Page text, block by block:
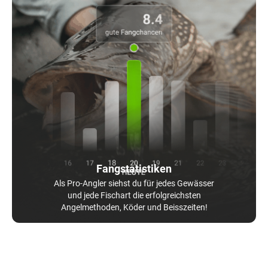
Fangstatistiken
Als Pro-Angler siehst du für jedes Gewässer
und jede Fischart die erfolgreichsten
Angelmethoden, Köder und Beisszeiten!